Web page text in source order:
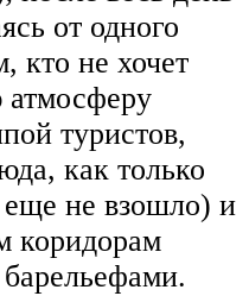
от одного
кто не хочет
атмосферу
туристов,
как только
еще не взошло) и
коридорам